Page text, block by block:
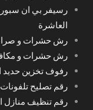
رسيفر بي ان
العاشرة
رش حشرات و
رش حشرات و
رفوف تخزين حديد
رقم تصليح
رقم تنظيف منازل الكويت